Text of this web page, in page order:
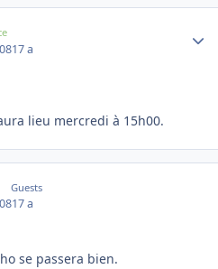
17 a
lieu mercredi à 15h00.
Guests
17 a
se passera bien.